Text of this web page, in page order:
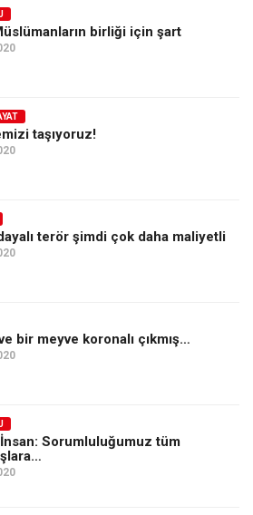
birliği için şart
taşıyoruz!
terör şimdi çok daha maliyetli
bir meyve koronalı çıkmış…
İnsan: Sorumluluğumuz tüm